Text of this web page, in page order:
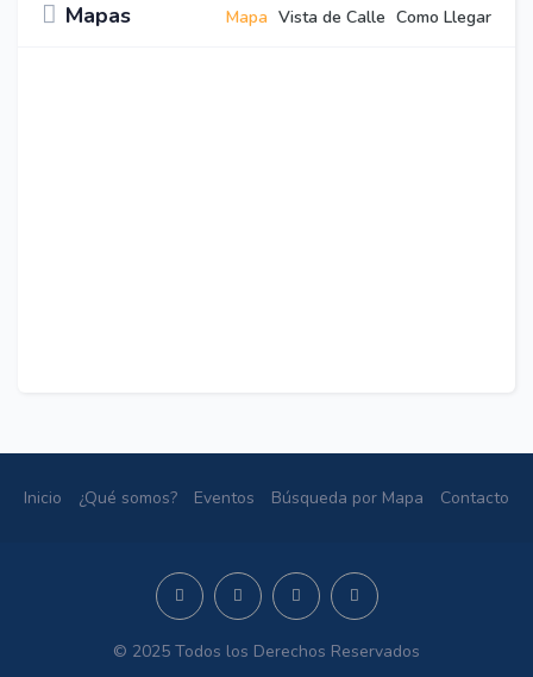
Mapas Mapa Vista de Calle Como Llegar
Inicio ¿Qué somos? Eventos Búsqueda por Mapa Contacto
© 2025 Todos los Derechos Reservados